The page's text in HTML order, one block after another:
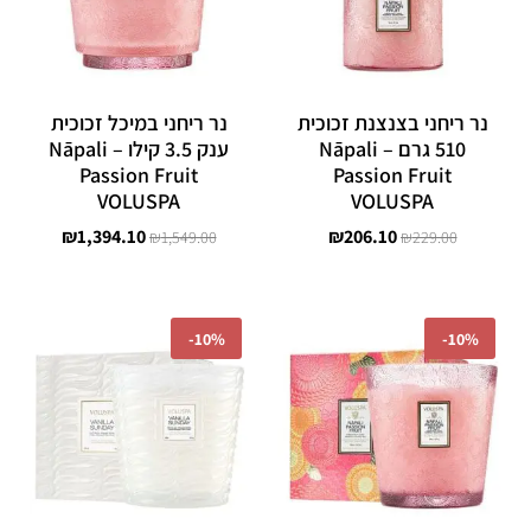
נר ריחני בצנצנת זכוכית
510 גרם – Nāpali
Passion Fruit
VOLUSPA
₪229.00
₪206.10
נר ריחני במיכל זכוכית
ענק 3.5 קילו – Nāpali
Passion Fruit
VOLUSPA
₪1,549.00
₪1,394.10
10%
-
היה:
₪559.00.
הוא:
₪503.10.
10%
-
היה:
₪559.00.
הוא: